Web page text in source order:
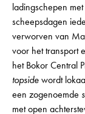
ladingschepen
scheepsdagen
verworven van
voor het transport
het Bokor Central
topsidewordt
een zogenoemde
met open